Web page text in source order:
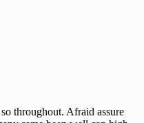
throughout. Afraid assure